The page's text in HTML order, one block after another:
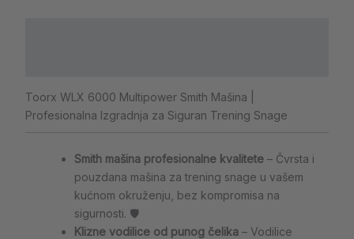
Toorx WLX 6000 Multipower Smith Mašina |
Profesionalna Izgradnja za Siguran Trening Snage
Smith mašina profesionalne kvalitete – Čvrsta i
pouzdana mašina za trening snage u vašem
kućnom okruženju, bez kompromisa na
sigurnosti. 🛡️
Klizne vodilice od punog čelika – Vodilice